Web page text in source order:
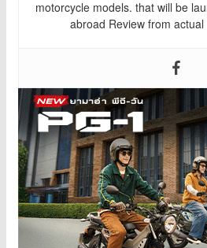
motorcycle models. that will be
abroad Review from